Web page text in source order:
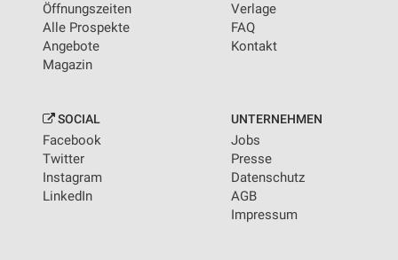
Öffnungszeiten
Alle Prospekte
Angebote
Magazin
Verlage
FAQ
Kontakt
SOCIAL
Facebook
Twitter
Instagram
LinkedIn
UNTERNEHMEN
Jobs
Presse
Datenschutz
AGB
Impressum